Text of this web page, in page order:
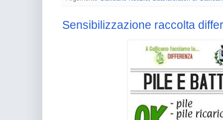
Sensibilizzazione raccolta